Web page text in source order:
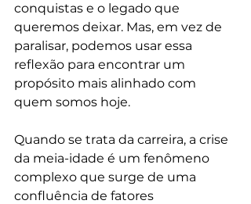
conquistas e o legado que
queremos deixar. Mas, em vez de
paralisar, podemos usar essa
reflexão para encontrar um
propósito mais alinhado com
quem somos hoje.
Quando se trata da carreira, a crise
da meia-idade é um fenômeno
complexo que surge de uma
confluência de fatores